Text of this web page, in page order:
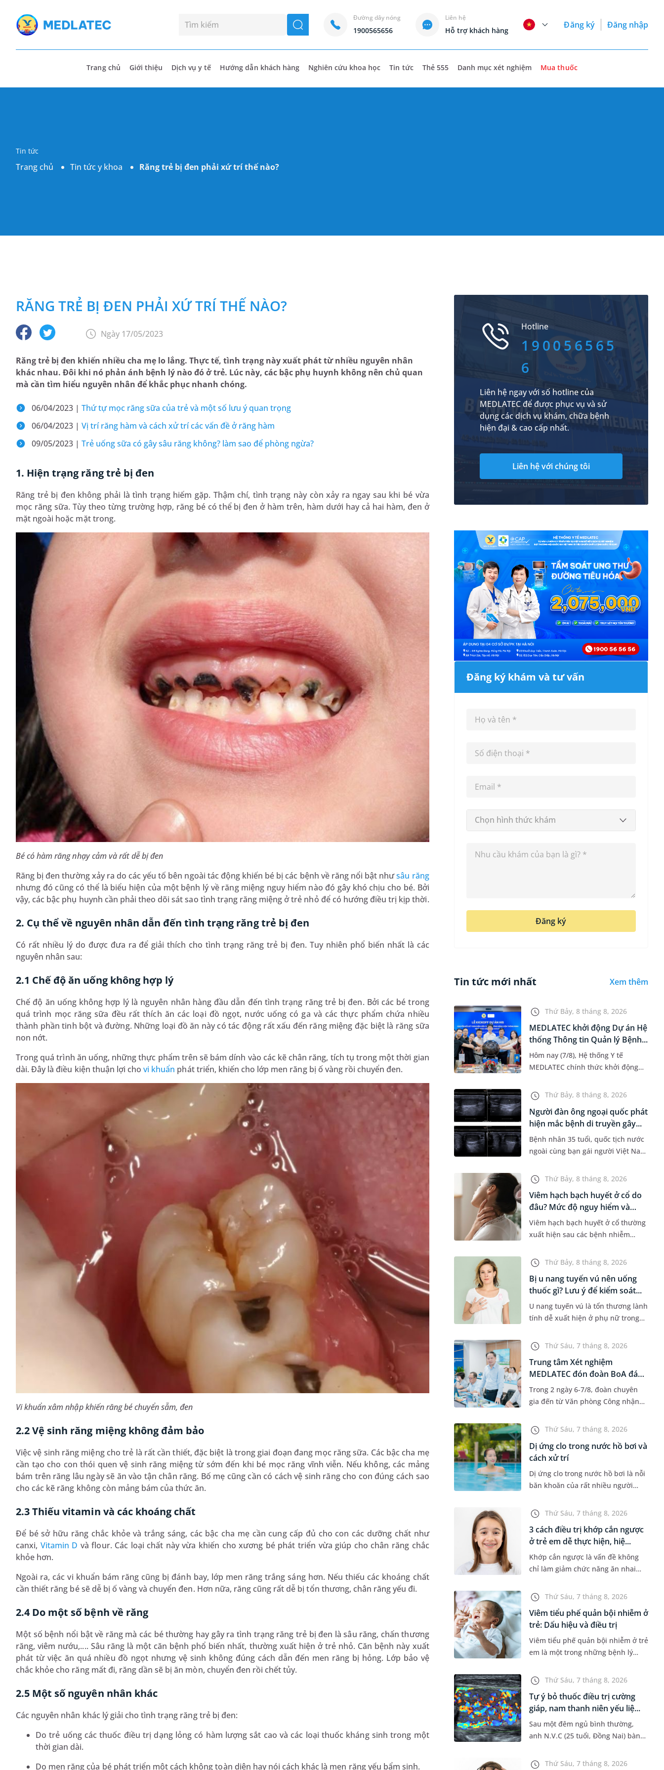
seach
Đường dây nóng
1900565656
Liên hệ
Hỗ trợ khách hàng
Đăng ký Đăng nhập
Trang chủ Giới thiệu Dịch vụ y tế Hướng dẫn khách hàng Nghiên cứu khoa học Tin tức Thẻ 555 Danh mục xét nghiệm Mua thuốc
Tin tức
Trang chủ Tin tức y khoa Răng trẻ bị đen phải xứ trí thế nào?
RĂNG TRẺ BỊ ĐEN PHẢI XỨ TRÍ THẾ NÀO?
Ngày 17/05/2023
Răng trẻ bị đen khiến nhiều cha mẹ lo lắng. Thực tế, tình trạng này xuất phát từ nhiều nguyên nhân
khác nhau. Đôi khi nó phản ánh bệnh lý nào đó ở trẻ. Lúc này, các bậc phụ huynh không nên chủ quan
mà cần tìm hiểu nguyên nhân để khắc phục nhanh chóng.
06/04/2023 | Thứ tự mọc răng sữa của trẻ và một số lưu ý quan trọng
06/04/2023 | Vị trí răng hàm và cách xử trí các vấn đề ở răng hàm
09/05/2023 | Trẻ uống sữa có gây sâu răng không? làm sao để phòng ngừa?
1. Hiện trạng răng trẻ bị đen
Răng trẻ bị đen không phải là tình trạng hiếm gặp. Thậm chí, tình trạng này còn xảy ra ngay sau khi bé vừa
mọc răng sữa. Tùy theo từng trường hợp, răng bé có thể bị đen ở hàm trên, hàm dưới hay cả hai hàm, đen ở
mặt ngoài hoặc mặt trong.
Bé có hàm răng nhạy cảm và rất dễ bị đen
Răng bị đen thường xảy ra do các yếu tố bên ngoài tác động khiến bé bị các bệnh về răng nổi bật nhưsâu răng
nhưng đó cũng có thể là biểu hiện của một bệnh lý về răng miệng nguy hiểm nào đó gây khó chịu cho bé. Bởi
vậy, các bậc phụ huynh cần phải theo dõi sát sao tình trạng răng miệng ở trẻ nhỏ để có hướng điều trị kịp thời.
2. Cụ thể về nguyên nhân dẫn đến tình trạng răng trẻ bị đen
Có rất nhiều lý do được đưa ra để giải thích cho tình trạng răng trẻ bị đen. Tuy nhiên phổ biến nhất là các
nguyên nhân sau:
2.1 Chế độ ăn uống không hợp lý
Chế độ ăn uống không hợp lý là nguyên nhân hàng đầu dẫn đến tình trạng răng trẻ bị đen. Bởi các bé trong
quá trình mọc răng sữa đều rất thích ăn các loại đồ ngọt, nước uống có ga và các thực phẩm chứa nhiều
thành phần tinh bột và đường. Những loại đồ ăn này có tác động rất xấu đến răng miệng đặc biệt là răng sữa
non nớt.
Trong quá trình ăn uống, những thực phẩm trên sẽ bám dính vào các kẽ chân răng, tích tụ trong một thời gian
dài. Đây là điều kiện thuận lợi chovi khuẩn phát triển, khiến cho lớp men răng bị ố vàng rồi chuyển đen.
Vi khuẩn xâm nhập khiến răng bé chuyển sẫm, đen
2.2 Vệ sinh răng miệng không đảm bảo
Việc vệ sinh răng miệng cho trẻ là rất cần thiết, đặc biệt là trong giai đoạn đang mọc răng sữa. Các bậc cha mẹ
cần tạo cho con thói quen vệ sinh răng miệng từ sớm đến khi bé mọc răng vĩnh viễn. Nếu không, các mảng
bám trên răng lâu ngày sẽ ăn vào tận chân răng. Bố mẹ cũng cần có cách vệ sinh răng cho con đúng cách sao
cho các kẽ răng không còn mảng bám của thức ăn.
2.3 Thiếu vitamin và các khoáng chất
Để bé sở hữu răng chắc khỏe và trắng sáng, các bậc cha mẹ cần cung cấp đủ cho con các dưỡng chất như
canxi, Vitamin D và flour. Các loại chất này vừa khiến cho xương bé phát triển vừa giúp cho chân răng chắc
khỏe hơn.
Ngoài ra, các vi khuẩn bám răng cũng bị đánh bay, lớp men răng trắng sáng hơn. Nếu thiếu các khoáng chất
cần thiết răng bé sẽ dễ bị ố vàng và chuyển đen. Hơn nữa, răng cũng rất dễ bị tổn thương, chân răng yếu đi.
2.4 Do một số bệnh về răng
Một số bệnh nổi bật về răng mà các bé thường hay gây ra tình trạng răng trẻ bị đen là sâu răng, chấn thương
răng, viêm nướu,.... Sâu răng là một căn bệnh phổ biến nhất, thường xuất hiện ở trẻ nhỏ. Căn bệnh này xuất
phát từ việc ăn quá nhiều đồ ngọt nhưng vệ sinh không đúng cách dẫn đến men răng bị hỏng. Lớp bảo vệ
chắc khỏe cho răng mất đi, răng dần sẽ bị ăn mòn, chuyển đen rồi chết tủy.
2.5 Một số nguyên nhân khác
Các nguyên nhân khác lý giải cho tình trạng răng trẻ bị đen:
Do trẻ uống các thuốc điều trị dạng lỏng có hàm lượng sắt cao và các loại thuốc kháng sinh trong một
thời gian dài.
Do men răng của bé phát triển một cách không toàn diện hay nói cách khác là men răng yếu bẩm sinh.
Hotline
190056565
6
Liên hệ ngay với số hotline của
MEDLATEC để được phục vụ và sử
dụng các dịch vụ khám, chữa bệnh
hiện đại & cao cấp nhất.
Liên hệ với chúng tôi
Đăng ký khám và tư vấn
Chọn hình thức khám
Đăng ký
Tin tức mới nhất Xem thêm
Thứ Bảy, 8 tháng 8, 2026
MEDLATEC khởi động Dự án Hệ
thống Thông tin Quản lý Bệnh...
Hôm nay (7/8), Hệ thống Y tế
MEDLATEC chính thức khởi động
Bệnh viện (HIS - Hospital
Information System) giai đoạn mới.
Dự á...
Thứ Bảy, 8 tháng 8, 2026
Người đàn ông ngoại quốc phát
hiện mắc bệnh di truyền gây...
Bệnh nhân 35 tuổi, quốc tịch nước
ngoài cùng bạn gái người Việt Nam
hôn nhân. Qua thăm khám và làm
các xét nghiệm chuyên sâu,...
Thứ Bảy, 8 tháng 8, 2026
Viêm hạch bạch huyết ở cổ do
đâu? Mức độ nguy hiểm và
phư...
Viêm hạch bạch huyết ở cổ thường
xuất hiện sau các bệnh nhiễm
đến lao hạch hoặc ung thư. Để tìm
hiểu nguyên nhân gây viêm,...
Thứ Bảy, 8 tháng 8, 2026
Bị u nang tuyến vú nên uống
thuốc gì? Lưu ý để kiểm soát...
U nang tuyến vú là tổn thương lành
tính dễ xuất hiện ở phụ nữ trong
mắc bệnh, nhiều người thường
băn khoăn u nang tuyến v...
Thứ Sáu, 7 tháng 8, 2026
Trung tâm Xét nghiệm
MEDLATEC đón đoàn BoA đánh
giá giám...
Trong 2 ngày 6-7/8, đoàn chuyên
gia đến từ Văn phòng Công nhận
nhận và đánh giá cao nỗ lực duy trì
hệ thống quản lý chất lượ...
Thứ Sáu, 7 tháng 8, 2026
Dị ứng clo trong nước hồ bơi và
cách xử trí
Dị ứng clo trong nước hồ bơi là nỗi
băn khoăn của rất nhiều người
trường hợp thường xuyên bơi ở
những hồ bơi nhân tạo. Bài v...
Thứ Sáu, 7 tháng 8, 2026
3 cách điều trị khớp cắn ngược
ở trẻ em dễ thực hiện, hiệ...
Khớp cắn ngược là vấn đề không
chỉ làm giảm chức năng ăn nhai
đối của khuôn mặt. Do đó, cần khắc
phục sớm tình trạng này để...
Thứ Sáu, 7 tháng 8, 2026
Viêm tiểu phế quản bội nhiễm ở
trẻ: Dấu hiệu và điều trị
Viêm tiểu phế quản bội nhiễm ở trẻ
em là một trong những bệnh lý
bùng phát vào thời điểm giao mùa.
Khi những tổn thương ban đầ...
Thứ Sáu, 7 tháng 8, 2026
Tự ý bỏ thuốc điều trị cường
giáp, nam thanh niên yếu liệ...
Sau một đêm ngủ bình thường,
anh N.V.C (25 tuổi, Đồng Nai) bàng
không thể vận động đi lại được. Kết
Thứ Sáu, 7 tháng 8, 2026